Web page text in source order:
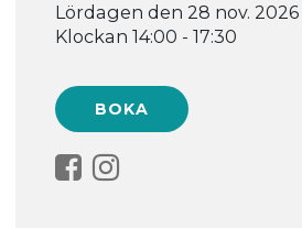
Lördagen den 28 nov. 2026
Klockan 14:00 - 17:30